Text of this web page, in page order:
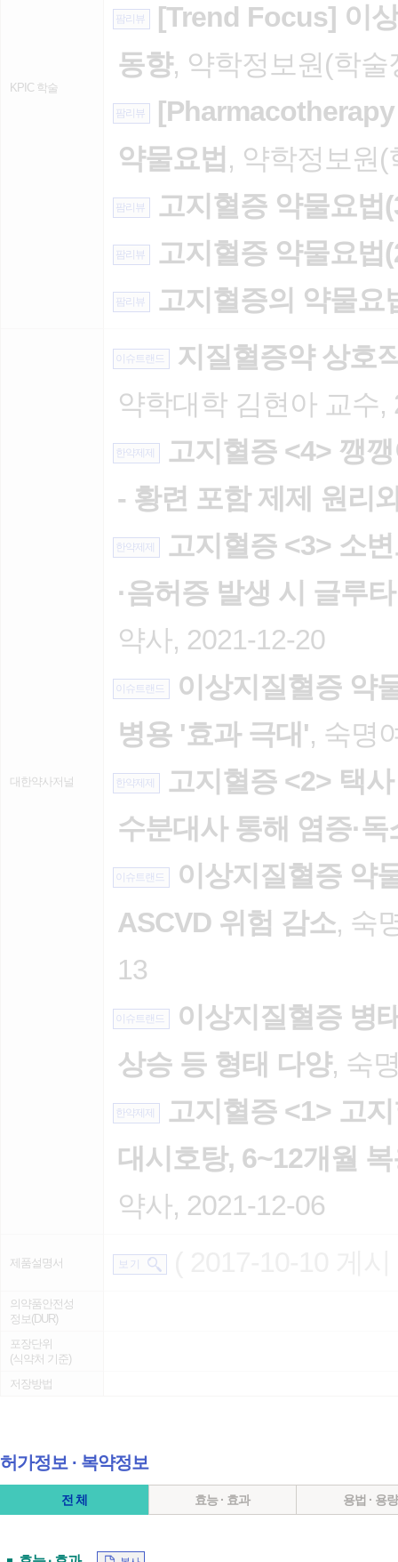
KPIC 학술
팜리뷰
[Trend Focus] 이
동향, 약학정보원(학
팜리뷰
약물요법 , 약학정보원
팜리뷰 고지혈증 약물요법
팜리뷰 고지혈증 약물요법
팜리뷰 고지혈증의 약물요
대한약사저널
이슈트랜드
지질혈증약 상호
약학대학 김현아 교수,
한약제제
고지혈증 <4> 깽
- 황련 포함 제제 원리
한약제제
고지혈증 <3> 소
·음허증 발생 시 글루
약사, 2021-12-20
이슈트랜드
이상지질혈증 약
병용 '효과 극대', 숙명
한약제제
고지혈증 <2> 택
수분대사 통해 염증·독
이슈트랜드
이상지질혈증 약
ASCVD 위험 감소, 숙
13
이슈트랜드
이상지질혈증 병
상승 등 형태 다양, 숙
한약제제
고지혈증 <1> 고
대시호탕, 6~12개월
약사, 2021-12-06
제품설명서 보 기
의약품안전성
정보(DUR)
포장단위
(식약처 기준)
저장방법
허가정보 ∙ 복약정보
전 체 효능 · 효과 용법 · 용량